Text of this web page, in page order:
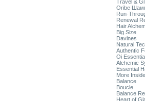
Travel &
Oribe
Run-
Renewal
Hair
Big Size
Davines
Natural
Authentic
Oi
Alchemic
Essential
More Inside
Balance
Boucle
Balance
Heart of